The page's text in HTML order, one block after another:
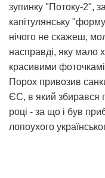
зупинку "Потоку-2",
капітулянську
нічого не скажеш,
насправді, яку мало
красивими
Порох привозив
ЄС, в який збирався
році - за що і був
лопоухого